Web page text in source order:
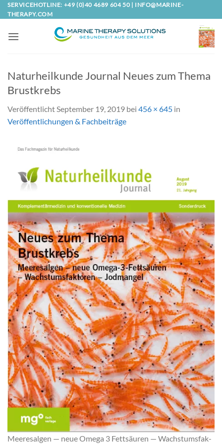
Zum
Inhalt
SERVICEHOTLINE: +49 (0)40 4689 604 50 | INFO@MARINE-
THERAPY.COM
Naturheilkunde Journal Neues zum Thema
Brustkrebs
VeröffentlichtSeptember 19, 2019 bei 456 × 645 in
Veröffentlichungen & Fachbeiträge
Mee­res­al­gen — neue Ome­ga 3 Fett­säu­ren — Wachs­tums­fak­